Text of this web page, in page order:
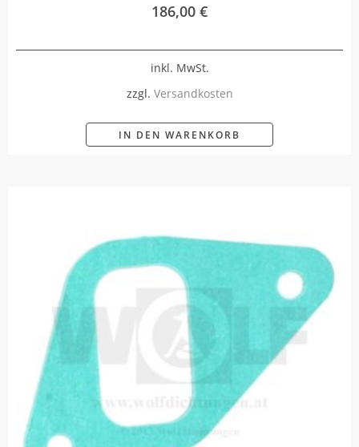
186,00 €
inkl. MwSt.
zzgl. Versandkosten
IN DEN WARENKORB